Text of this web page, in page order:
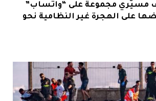
مسيّري مجموعة على “واتساب”
على الهجرة غير النظامية نحو